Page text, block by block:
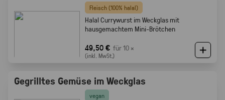
Fleisch (100% halal)
Halal Currywurst im Weckglas mit
hausgemachtem Mini-Brötchen
49,50 € für 10 ×
(inkl. MwSt.)
Gegrilltes Gemüse im Weckglas
vegan